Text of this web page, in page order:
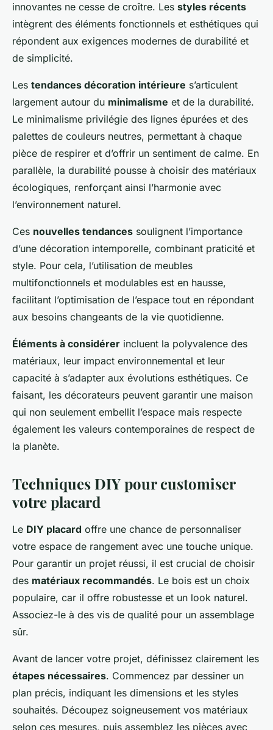
innovantes ne cesse de croître. Les styles récents
intègrent des éléments fonctionnels et esthétiques qui
répondent aux exigences modernes de durabilité et
de simplicité.
Les tendances décoration intérieure s’articulent
largement autour du minimalisme et de la durabilité.
Le minimalisme privilégie des lignes épurées et des
palettes de couleurs neutres, permettant à chaque
pièce de respirer et d’offrir un sentiment de calme. En
parallèle, la durabilité pousse à choisir des matériaux
écologiques, renforçant ainsi l’harmonie avec
l’environnement naturel.
Ces nouvelles tendances soulignent l’importance
d’une décoration intemporelle, combinant praticité et
style. Pour cela, l’utilisation de meubles
multifonctionnels et modulables est en hausse,
facilitant l’optimisation de l’espace tout en répondant
aux besoins changeants de la vie quotidienne.
Éléments à considérer incluent la polyvalence des
matériaux, leur impact environnemental et leur
capacité à s’adapter aux évolutions esthétiques. Ce
faisant, les décorateurs peuvent garantir une maison
qui non seulement embellit l’espace mais respecte
également les valeurs contemporaines de respect de
la planète.
Techniques DIY pour customiser
votre placard
Le DIY placard offre une chance de personnaliser
votre espace de rangement avec une touche unique.
Pour garantir un projet réussi, il est crucial de choisir
des matériaux recommandés. Le bois est un choix
populaire, car il offre robustesse et un look naturel.
Associez-le à des vis de qualité pour un assemblage
sûr.
Avant de lancer votre projet, définissez clairement les
étapes nécessaires. Commencez par dessiner un
plan précis, indiquant les dimensions et les styles
souhaités. Découpez soigneusement vos matériaux
selon ces mesures, puis assemblez les pièces avec